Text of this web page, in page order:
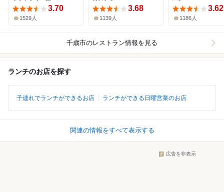
3.70
1529人
3.68
1139人
3.62
1186人
千歳市のレストラン情報を見る
ランチのお店を探す
子連れでランチができるお店 ランチができる日曜営業のお店
関連の情報をすべて表示する
広告を非表示